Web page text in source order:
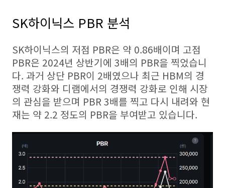
SK하이닉스 PBR 분석
SK하이닉스의 저점 PBR은 약 0.86배이며 고점
PBR은 2024년 상반기에 3배의 PBR을 찍었습니
다. 과거 상단 PBR이 2배였으나 최근 HBM의 경
쟁력 강화와 디램에서의 경쟁력 강화로 인해 시장
의 관심을 받으며 PBR 3배를 찍고 다시 내려와 현
재는 약 2.2 정도의 PBR을 부여받고 있습니다.